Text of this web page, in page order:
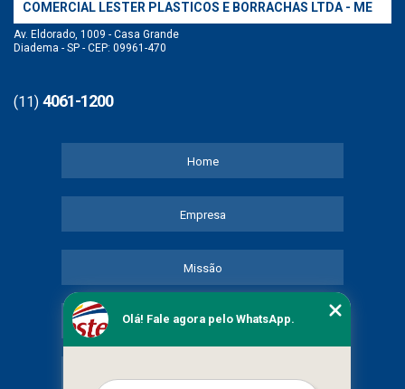
COMERCIAL LESTER PLASTICOS E BORRACHAS LTDA - ME
Av. Eldorado, 1009 - Casa Grande
Diadema - SP - CEP: 09961-470
(11) 4061-1200
Home
Empresa
Missão
Serviços
Olá! Fale agora pelo WhatsApp.